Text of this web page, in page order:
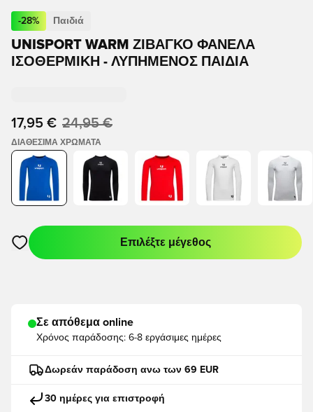
-28% Παιδιά
UNISPORT WARM ΖΙΒΆΓΚΟ ΦΑΝΈΛΑ
ΙΣΟΘΕΡΜΙΚΉ - ΛΥΠΗΜΈΝΟΣ ΠΑΙΔΙΆ
17,95 € 24,95 €
ΔΙΑΘΈΣΙΜΑ ΧΡΏΜΑΤΑ
Ανοίγει ένα Modal για να συνδεθείτε ή να εγγραφείτε ως
Επιλέξτε μέγεθος
Σε απόθεμα online
Χρόνος παράδοσης: 6-8 εργάσιμες ημέρες
Δωρεάν παράδοση ανω των 69 EUR
30 ημέρες για επιστροφή